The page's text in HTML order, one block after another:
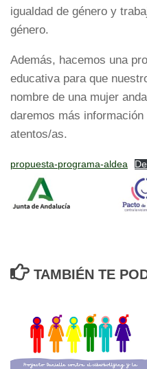
igualdad de género y
género.
Además, hacemos una
educativa para que
nombre de una mujer
daremos más
atentos/as.
propuesta-programa-aldea
TAMBIÉN TE